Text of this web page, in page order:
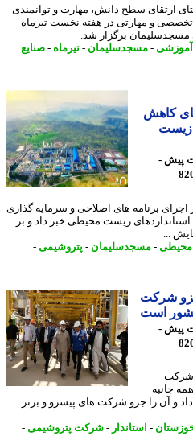
سطح دانش، مهارت و توانمندی
آموزشی تخصصی و مهارتی در هفته نخست تیرماه
-مسجدسلیمان-تیرماه-صنایع
-
برنامه های اصلاحی و سرمایه گذاری
زیست محیطی خبر داد و بر
...
-مسجدسلیمان-پتروشیمی-
شرکت
است
-
آن را جزو شرکت های پیشرو و برتر
-استاندار-شرکت پتروشیمی-